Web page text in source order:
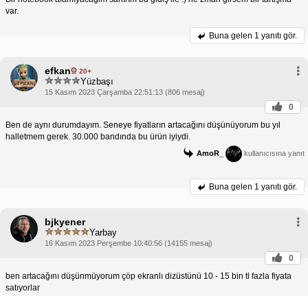
var.
Buna gelen 1 yanıtı gör.
efkan 20+
Yüzbaşı
15 Kasım 2023 Çarşamba 22:51:13 (806 mesaj)
0
Ben de aynı durumdayım. Seneye fiyatların artacağını düşünüyorum bu yıl
halletmem gerek. 30.000 bandında bu ürün iyiydi.
AmoR_ kullanıcısına yanıt
Buna gelen 1 yanıtı gör.
bjkyener
Yarbay
16 Kasım 2023 Perşembe 10:40:56 (14155 mesaj)
0
ben artacağını düşünmüyorum çöp ekranlı dizüstünü 10 - 15 bin tl fazla fiyata
satıyorlar